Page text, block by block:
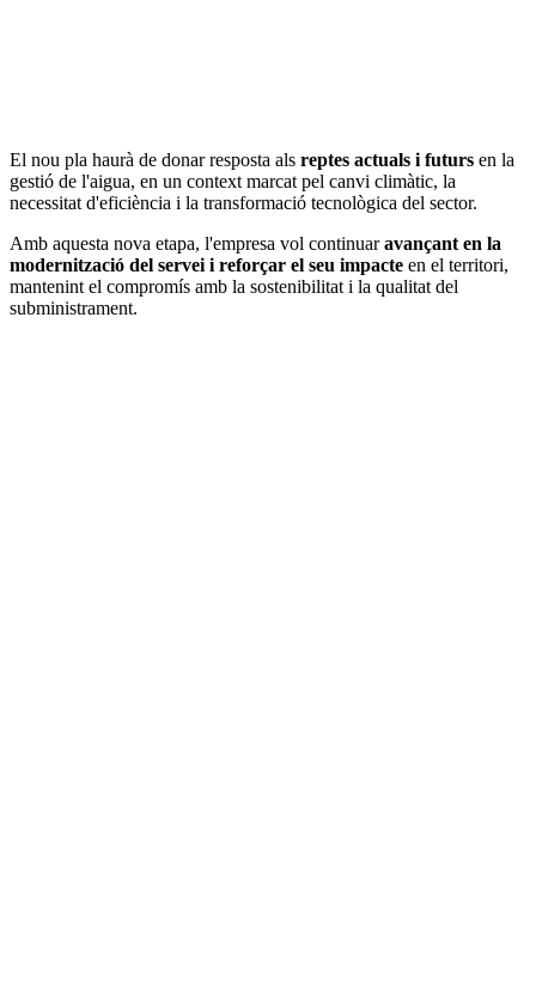
El nou pla haurà de donar resposta als reptes actuals i futurs en la
gestió de l'aigua, en un context marcat pel canvi climàtic, la
necessitat d'eficiència i la transformació tecnològica del sector.
Amb aquesta nova etapa, l'empresa vol continuaravançant en la
modernització del servei i reforçar el seu impacte en el territori,
mantenint el compromís amb la sostenibilitat i la qualitat del
subministrament.